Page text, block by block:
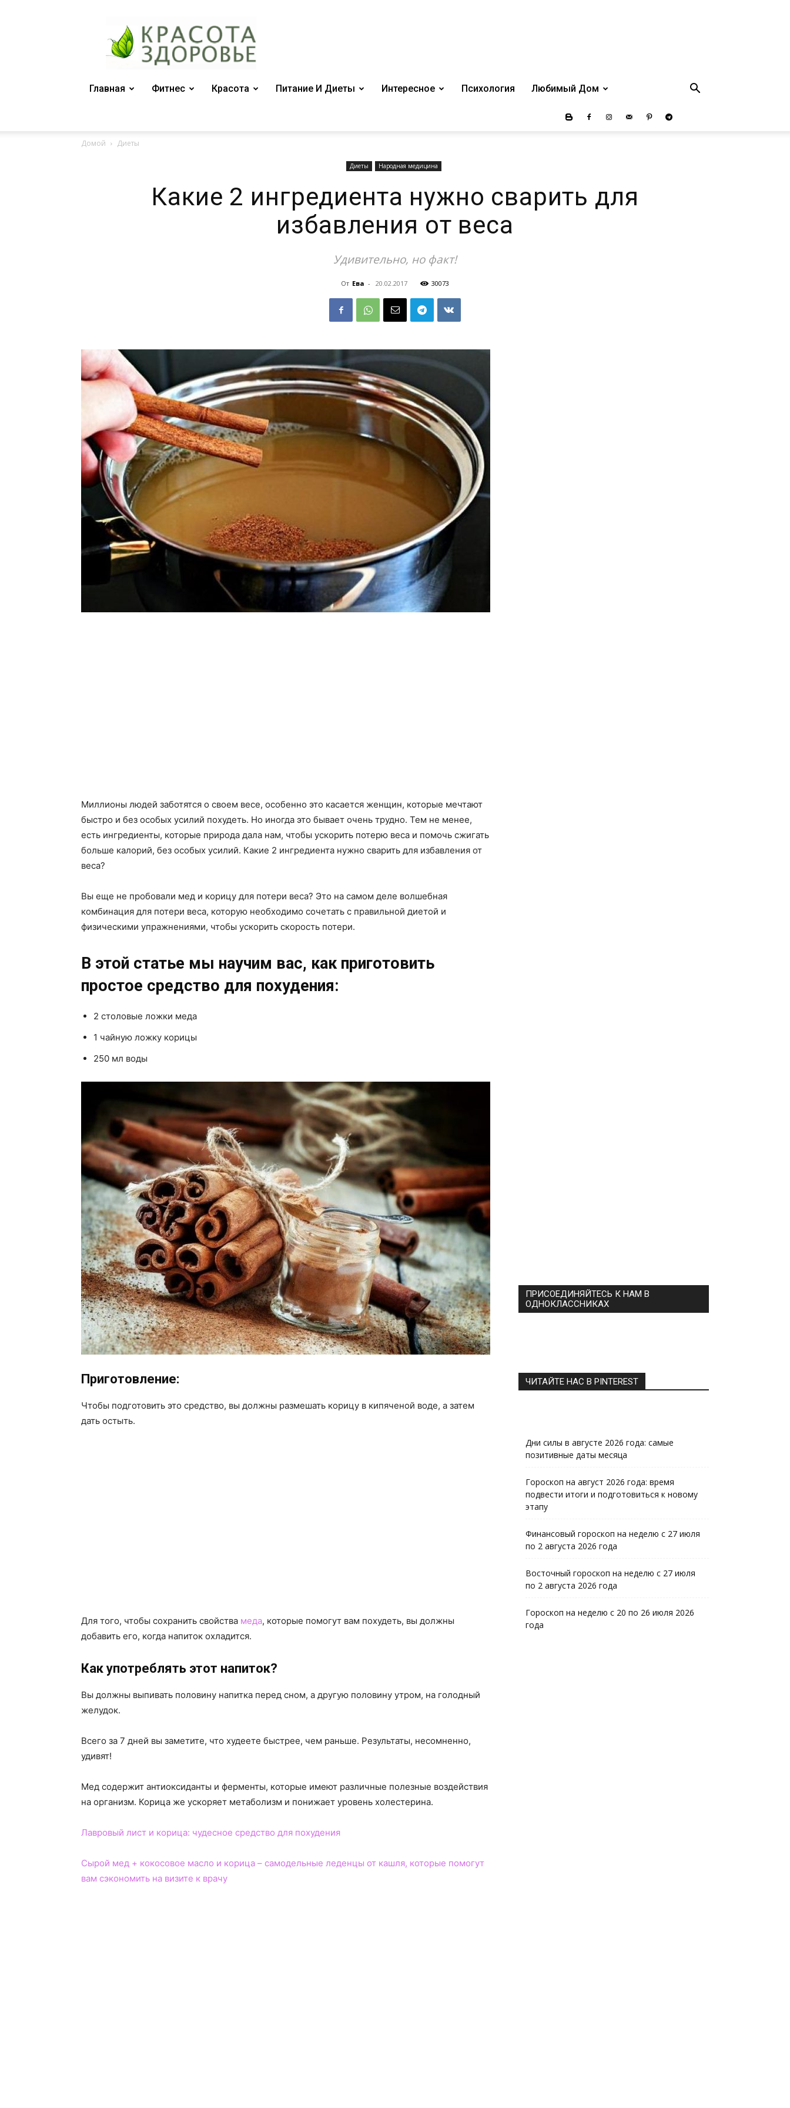
журнал
"Красота
и
Главная
Фитнес Красота Питание И Диеты Интересное Психология Любимый Дом
Домой Диеты
Диеты Народная медицина
Какие 2 ингредиента нужно сварить для
избавления от веса
Удивительно, но факт!
От Ева - 20.02.2017 30073
Миллионы людей заботятся о своем весе, особенно это касается женщин, которые мечтают
быстро и без особых усилий похудеть. Но иногда это бывает очень трудно. Тем не менее,
есть ингредиенты, которые природа дала нам, чтобы ускорить потерю веса и помочь сжигать
больше калорий, без особых усилий. Какие 2 ингредиента нужно сварить для избавления от
веса?
Вы еще не пробовали мед и корицу для потери веса? Это на самом деле волшебная
комбинация для потери веса, которую необходимо сочетать с правильной диетой и
физическими упражнениями, чтобы ускорить скорость потери.
В этой статье мы научим вас, как приготовить
простое средство для похудения:
2 столовые ложки меда
1 чайную ложку корицы
250 мл воды
Приготовление:
Чтобы подготовить это средство, вы должны размешать корицу в кипяченой воде, а затем
дать остыть.
Для того, чтобы сохранить свойства меда, которые помогут вам похудеть, вы должны
добавить его, когда напиток охладится.
Как употреблять этот напиток?
Вы должны выпивать половину напитка перед сном, а другую половину утром, на голодный
желудок.
Всего за 7 дней вы заметите, что худеете быстрее, чем раньше. Результаты, несомненно,
удивят!
Мед содержит антиоксиданты и ферменты, которые имеют различные полезные воздействия
на организм. Корица же ускоряет метаболизм и понижает уровень холестерина.
Лавровый лист и корица: чудесное средство для похудения
Сырой мед + кокосовое масло и корица – самодельные леденцы от кашля, которые помогут
вам сэкономить на визите к врачу
ПРИСОЕДИНЯЙТЕСЬ К НАМ В
ОДНОКЛАССНИКАХ
ЧИТАЙТЕ НАС В PINTEREST
Дни силы в августе 2026 года: самые
позитивные даты месяца
Гороскоп на август 2026 года: время
подвести итоги и подготовиться к новому
этапу
Финансовый гороскоп на неделю с 27 июля
по 2 августа 2026 года
Восточный гороскоп на неделю с 27 июля
по 2 августа 2026 года
Гороскоп на неделю с 20 по 26 июля 2026
года